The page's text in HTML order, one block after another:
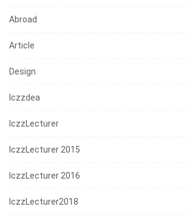
Abroad
Article
Design
Iczzdea
IczzLecturer
IczzLecturer 2015
IczzLecturer 2016
IczzLecturer2018